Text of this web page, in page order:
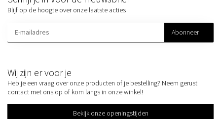
Wij zijn er voor je
Heb je een vraag over onze producten of je bestelling? Neem gerust
contact met ons op of kom langs in onze winkel!
Bekijk onze openingstijden
Blijf op de hoogte over onze laatste acties
Abonneer